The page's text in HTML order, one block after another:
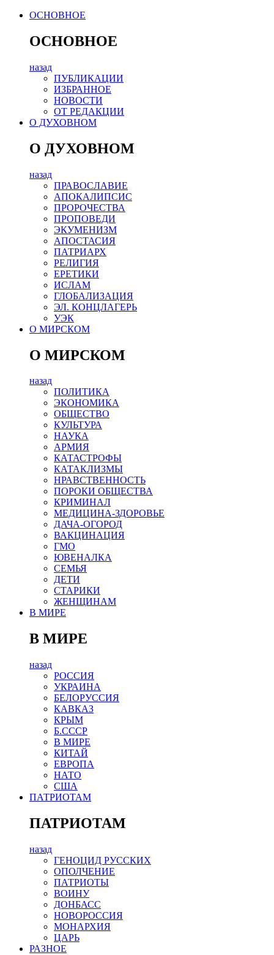
ОСНОВНОЕ
ОСНОВНОЕ
назад
ПУБЛИКАЦИИ
ИЗБРАННОЕ
НОВОСТИ
ОТ РЕДАКЦИИ
О ДУХОВНОМ
О ДУХОВНОМ
назад
ПРАВОСЛАВИЕ
АПОКАЛИПСИС
ПРОРОЧЕСТВА
ПРОПОВЕДИ
ЭКУМЕНИЗМ
АПОСТАСИЯ
ПАТРИАРХ
РЕЛИГИЯ
ЕРЕТИКИ
ИСЛАМ
ГЛОБАЛИЗАЦИЯ
ЭЛ. КОНЦЛАГЕРЬ
УЭК
О МИРСКОМ
О МИРСКОМ
назад
ПОЛИТИКА
ЭКОНОМИКА
ОБЩЕСТВО
КУЛЬТУРА
НАУКА
АРМИЯ
КАТАСТРОФЫ
КАТАКЛИЗМЫ
НРАВСТВЕННОСТЬ
ПОРОКИ ОБЩЕСТВА
КРИМИНАЛ
МЕДИЦИНА-ЗДОРОВЬЕ
ДАЧА-ОГОРОД
ВАКЦИНАЦИЯ
ГМО
ЮВЕНАЛКА
СЕМЬЯ
ДЕТИ
СТАРИКИ
ЖЕНЩИНАМ
В МИРЕ
В МИРЕ
назад
РОСCИЯ
УКРАИНА
БЕЛОРУССИЯ
КАВКАЗ
КРЫМ
Б.СССР
В МИРЕ
КИТАЙ
ЕВРОПА
НАТО
США
ПАТРИОТАМ
ПАТРИОТАМ
назад
ГЕНОЦИД РУССКИХ
ОПОЛЧЕНИЕ
ПАТРИОТЫ
ВОИНУ
ДОНБАСС
НОВОРОССИЯ
МОНАРХИЯ
ЦАРЬ
РАЗНОЕ